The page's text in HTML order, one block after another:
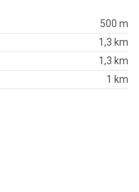
500 m
1,3 km
1,3 km
1 km